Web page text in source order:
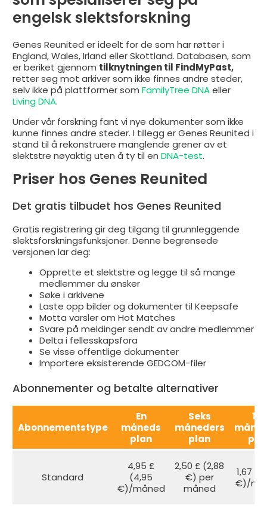
engelsk slektsforskning
Genes Reunited er ideelt for de som har røtter i
England, Wales, Irland eller Skottland. Databasen, som
er beriket gjennom tilknytningen til FindMyPast,
retter seg mot arkiver som ikke finnes andre steder,
selv ikke på plattformer som FamilyTree DNAeller
LivingDNA.
Under vår forskning fant vi nye dokumenter som ikke
kunne finnes andre steder. I tillegg er Genes Reunited i
stand til å rekonstruere manglende grener av et
slektstre nøyaktig uten å ty til en DNA-test.
Priser hos Genes Reunited
Det gratis tilbudet hos Genes Reunited
Gratis registrering gir deg tilgang til grunnleggende
slektsforskningsfunksjoner. Denne begrensede
versjonen lar deg:
Opprette et slektstre og legge til så mange
medlemmer du ønsker
Søke i arkivene
Laste opp bilder og dokumenter til Keepsafe
Motta varsler om Hot Matches
Svare på meldinger sendt av andre medlemmer
Delta i fellesskapsfora
Se visse offentlige dokumenter
Importere eksisterende GEDCOM-filer
Abonnementer og betalte alternativer
Abonnementstype
En
måneds
plan
Seks
måneders
plan
12-
Standard
4,95 £
(4,95
€)/måned
2,50 £ (2,88
€) per
måned
1,67 £
€)/